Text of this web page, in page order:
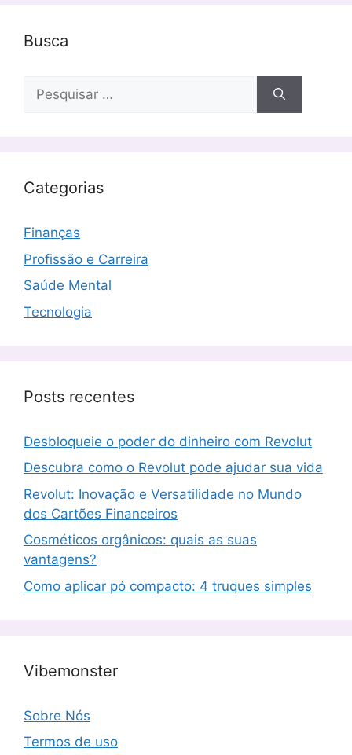
Busca
Pesquisar
Categorias
Finanças
Profissão e Carreira
Saúde Mental
Tecnologia
Posts recentes
Desbloqueie o poder do dinheiro com Revolut
Descubra como o Revolut pode ajudar sua vida
Revolut: Inovação e Versatilidade no Mundo
dos Cartões Financeiros
Cosméticos orgânicos: quais as suas
vantagens?
Como aplicar pó compacto: 4 truques simples
Vibemonster
Sobre Nós
Termos de uso